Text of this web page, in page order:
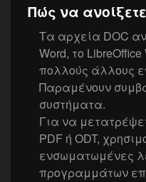
Πώς να
Τα αρχεία DOC
Word, το
πολλούς άλλους
Παραμένουν
συστήματα.
Για να
PDF ή ODT,
ενσωματωμένες
προγραμμάτων